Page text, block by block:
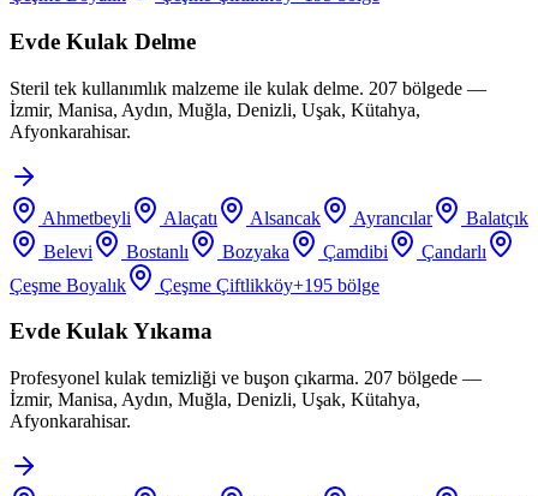
Evde Kulak Delme
Steril tek kullanımlık malzeme ile kulak delme. 207 bölgede —
İzmir, Manisa, Aydın, Muğla, Denizli, Uşak, Kütahya,
Afyonkarahisar.
Ahmetbeyli Alaçatı Alsancak Ayrancılar
Balatçık
Belevi
Bostanlı Bozyaka Çamdibi
Çandarlı
Çeşme Boyalık
Çeşme Çiftlikköy+195 bölge
Evde Kulak Yıkama
Profesyonel kulak temizliği ve buşon çıkarma. 207 bölgede —
İzmir, Manisa, Aydın, Muğla, Denizli, Uşak, Kütahya,
Afyonkarahisar.